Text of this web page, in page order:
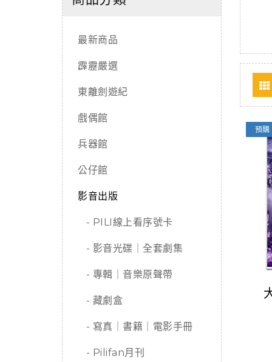
最新商品
霹靂嚴選
東離劍遊紀
戲偶館
兵器館
公仔館
影音出版
- PILI線上看序號卡
- 影音光碟｜全套劇集
- 專輯｜音樂原聲帶
- 藏劇盒
- 寫真｜書籍｜電影手冊
- Pilifan月刊
預購